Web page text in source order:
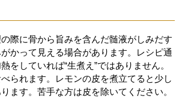
際に骨から旨みを含んだ髄液がしみだす
かって見える場合があります。レシピ通
をしていれば“生煮え”ではありません。
られます。レモンの皮を煮立てると少し
ます。苦手な方は皮を除いてください。